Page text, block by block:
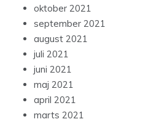
oktober 2021
september 2021
august 2021
juli 2021
juni 2021
maj 2021
april 2021
marts 2021